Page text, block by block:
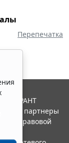
Перепечатка
ГАРАНТ
и ее партнеры
правовой